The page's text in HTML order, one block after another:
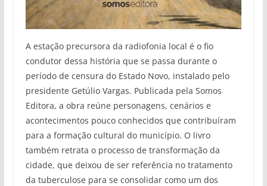
A estação precursora da radiofonia local é o fio
condutor dessa história que se passa durante o
período de censura do Estado Novo, instalado pelo
presidente Getúlio Vargas. Publicada pela Somos
Editora, a obra reúne personagens, cenários e
acontecimentos pouco conhecidos que contribuíram
para a formação cultural do município. O livro
também retrata o processo de transformação da
cidade, que deixou de ser referência no tratamento
da tuberculose para se consolidar como um dos